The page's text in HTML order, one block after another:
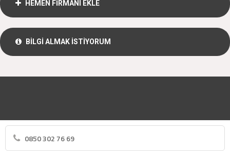
HEMEN FİRMANI EKLE
BİLGİ ALMAK İSTİYORUM
0850 302 76 69